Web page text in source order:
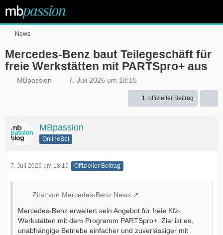
News
Mercedes-Benz baut Teilegeschäft für
freie Werkstätten mit PARTSpro+ aus
MBpassion 7. Juli 2026 um 18:15
1. offizieller Beitrag
MBpassion
OnlineBot
7. Juli 2026 um 18:15 Offizieller Beitrag
Zitat von Mercedes-Benz News
Mercedes-Benz erweitert sein Angebot für freie Kfz-
Werkstätten mit dem Programm PARTSpro+. Ziel ist es,
unabhängige Betriebe einfacher und zuverlässiger mit